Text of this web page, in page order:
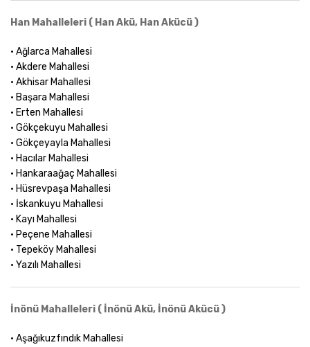
Han Mahalleleri ( Han Akü, Han Akücü )
• Ağlarca Mahallesi
• Akdere Mahallesi
• Akhisar Mahallesi
• Başara Mahallesi
• Erten Mahallesi
• Gökçekuyu Mahallesi
• Gökçeyayla Mahallesi
• Hacılar Mahallesi
• Hankaraağaç Mahallesi
• Hüsrevpaşa Mahallesi
• İskankuyu Mahallesi
• Kayı Mahallesi
• Peçene Mahallesi
• Tepeköy Mahallesi
• Yazılı Mahallesi
İnönü Mahalleleri ( İnönü Akü, İnönü Akücü )
• Aşağıkuzfındık Mahallesi